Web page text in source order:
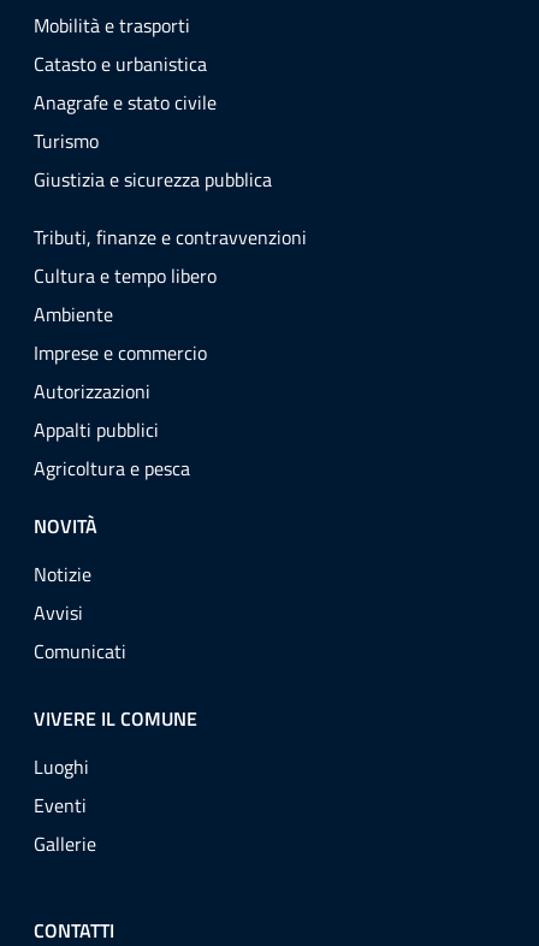
Mobilità e trasporti
Catasto e urbanistica
Anagrafe e stato civile
Turismo
Giustizia e sicurezza pubblica
Tributi, finanze e contravvenzioni
Cultura e tempo libero
Ambiente
Imprese e commercio
Autorizzazioni
Appalti pubblici
Agricoltura e pesca
NOVITÀ
Notizie
Avvisi
Comunicati
VIVERE IL COMUNE
Luoghi
Eventi
Gallerie
CONTATTI